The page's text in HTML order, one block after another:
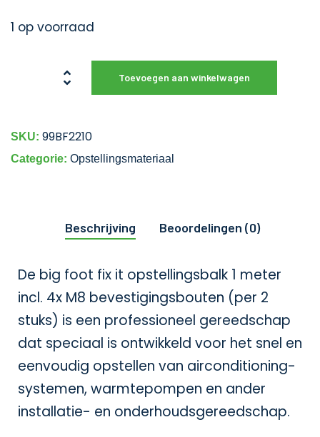
1 op voorraad
Toevoegen aan winkelwagen
SKU: 99BF2210
Categorie: Opstellingsmateriaal
Beschrijving Beoordelingen (0)
De big foot fix it opstellingsbalk 1 meter
incl. 4x M8 bevestigingsbouten (per 2
stuks) is een professioneel gereedschap
dat speciaal is ontwikkeld voor het snel en
eenvoudig opstellen van airconditioning-
systemen, warmtepompen en ander
installatie- en onderhoudsgereedschap.